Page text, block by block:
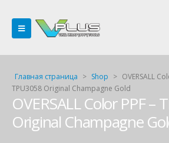
Главная страница > Shop > OVERSALL
TPU3058 Original Champagne Gold
OVERSALL Color PPF –
Original Champagne